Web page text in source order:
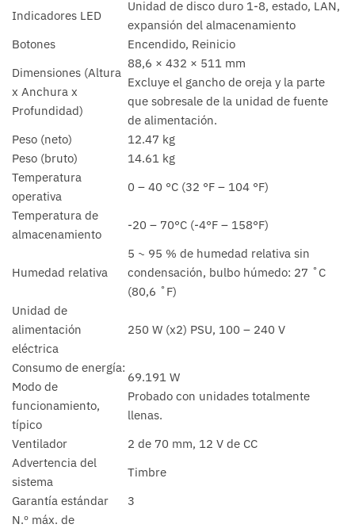
Indicadores LED
Unidad de disco duro 1-8, estado, LAN,
expansión del almacenamiento
Botones
Encendido, Reinicio
Dimensiones (Altura
x Anchura x
Profundidad)
88,6 × 432 × 511 mm
Excluye el gancho de oreja y la parte
que sobresale de la unidad de fuente
de alimentación.
Peso (neto)
12.47 kg
Peso (bruto)
14.61 kg
Temperatura
operativa
0 – 40 °C (32 °F – 104 °F)
Temperatura de
almacenamiento
-20 – 70°C (-4°F – 158°F)
Humedad relativa
5 ~ 95 % de humedad relativa sin
condensación, bulbo húmedo: 27 ˚C
(80,6 ˚F)
Unidad de
alimentación
eléctrica
250 W (x2) PSU, 100 – 240 V
Consumo de energía:
Modo de
funcionamiento,
típico
69.191 W
Probado con unidades totalmente
llenas.
Ventilador
2 de 70 mm, 12 V de CC
Advertencia del
sistema
Timbre
Garantía estándar
3
N.º máx. de